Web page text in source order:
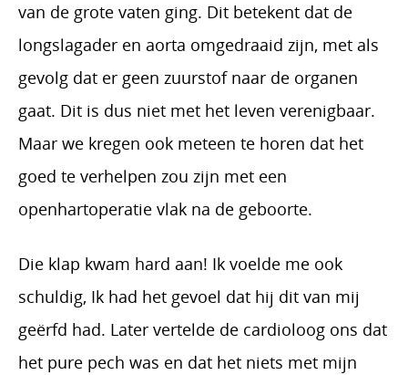
van de grote vaten ging. Dit betekent dat de
longslagader en aorta omgedraaid zijn, met als
gevolg dat er geen zuurstof naar de organen
gaat. Dit is dus niet met het leven verenigbaar.
Maar we kregen ook meteen te horen dat het
goed te verhelpen zou zijn met een
openhartoperatie vlak na de geboorte.
Die klap kwam hard aan! Ik voelde me ook
schuldig, Ik had het gevoel dat hij dit van mij
geërfd had. Later vertelde de cardioloog ons dat
het pure pech was en dat het niets met mijn